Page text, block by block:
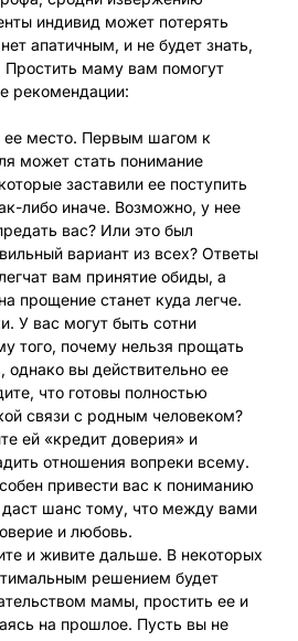
индивид может потерять
апатичным, и не будет знать,
маму вам помогут
рекомендации:
ее место. Первым шагом к
может стать понимание
заставили ее поступить
либо иначе. Возможно, у нее
вас? Или это был
вариант из всех? Ответы
вам принятие обиды, а
прощение станет куда легче.
У вас могут быть сотни
того, почему нельзя прощать
однако вы действительно ее
что готовы полностью
связи с родным человеком?
ей «кредит доверия» и
отношения вопреки всему.
привести вас к пониманию
даст шанс тому, что между вами
и любовь.
и живите дальше. В некоторых
решением будет
мамы, простить ее и
на прошлое. Пусть вы не